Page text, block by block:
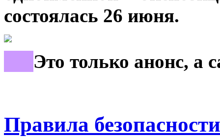
состоялась 26 июня.
Это только анонс, а
Правила